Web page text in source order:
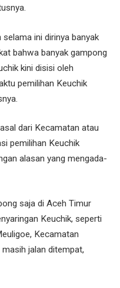
ini dirinya banyak
bahwa banyak gampong
kini disisi oleh
pemilihan Keuchik
dari Kecamatan atau
pemilihan Keuchik
alasan yang mengada-
saja di Aceh Timur
Keuchik, seperti
Kecamatan
jalan ditempat,